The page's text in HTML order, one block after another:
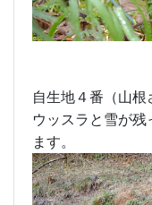
自生地４番（山根
ウッスラと雪が
ます。